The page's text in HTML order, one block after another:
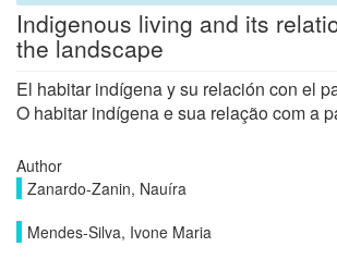
Indigenous living and its
the landscape
El habitar indígena y su relación con el
O habitar indígena e sua relação com a
Author
Zanardo-Zanin, Nauíra
Mendes-Silva, Ivone Maria